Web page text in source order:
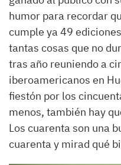
humor para recordar
cumple ya 49
tantas cosas que no
tras año reuniendo a
iberoamericanos en
fiestón por los
menos, también hay
Los cuarenta son una
cuarenta y mirad qué